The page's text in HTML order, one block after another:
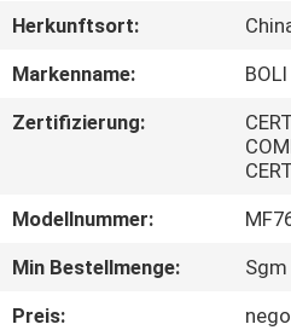
VIDEOS
UNS
Herkunftsort:
Markenname:
BOLI
Zertifizierung:
Modellnummer:
Min Bestellmenge:
Preis: